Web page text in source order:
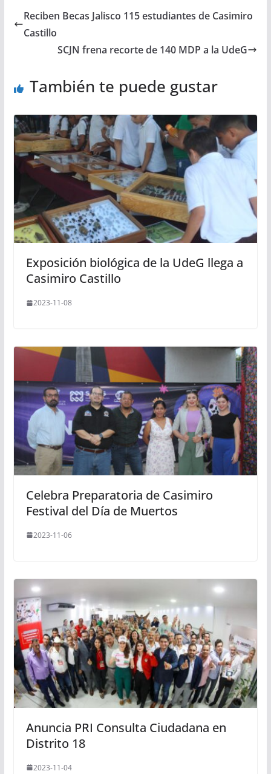
Reciben Becas Jalisco 115 estudiantes de Casimiro
Castillo
SCJN frena recorte de 140 MDP a la UdeG
También te puede gustar
Exposición biológica de la UdeG llega a
Casimiro Castillo
2023-11-08
Celebra Preparatoria de Casimiro
Festival del Día de Muertos
2023-11-06
Anuncia PRI Consulta Ciudadana en
Distrito 18
2023-11-04